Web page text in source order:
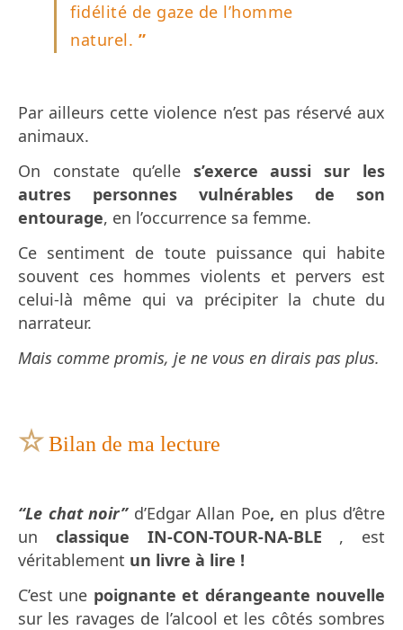
fidélité de gaze de l’homme
naturel. ”
Par ailleurs cette violence n’est pas réservé aux
animaux.
On constate qu’elle s’exerce aussi sur les
autres personnes vulnérables de son
entourage, en l’occurrence sa femme.
Ce sentiment de toute puissance qui habite
souvent ces hommes violents et pervers est
celui-là même qui va précipiter la chute du
narrateur.
Mais comme promis, je ne vous en dirais pas plus.
☆Bilan de ma lecture
“Le chat noir”d’Edgar Allan Poe, en plus d’être
un classique IN-CON-TOUR-NA-BLE , est
véritablement un livre à lire !
C’est une poignante et dérangeante nouvelle
sur les ravages de l’alcool et les côtés sombres